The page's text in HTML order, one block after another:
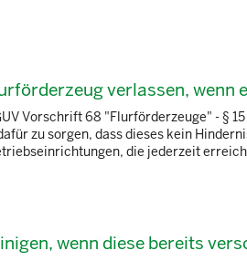
verlassen, wenn
Vorschrift 68 "Flurförderzeuge" - §
zu sorgen, dass dieses kein
die jederzeit
wenn diese bereits